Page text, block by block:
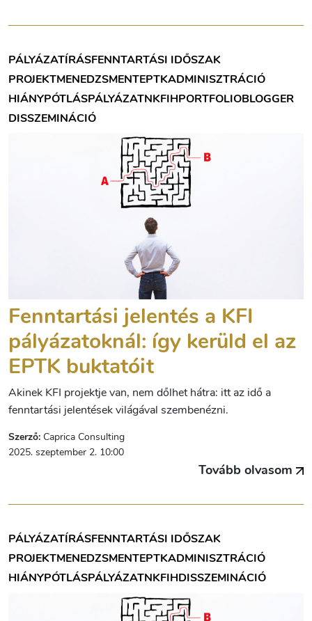
PÁLYÁZATÍRÁSFENNTARTÁSI IDŐSZAK
PROJEKTMENEDZSMENTEPTKADMINISZTRÁCIÓ
HIÁNYPÓTLÁSPÁLYÁZATNKFIHPORTFOLIOBLOGGER
DISSZEMINÁCIÓ
Fenntartási jelentés a KFI
pályázatoknál: így kerüld el az
EPTK buktatóit
Akinek KFI projektje van, nem dőlhet hátra: itt az idő a
fenntartási jelentések világával szembenézni.
Szerző: Caprica Consulting
2025. szeptember 2. 10:00
Tovább olvasom
PÁLYÁZATÍRÁSFENNTARTÁSI IDŐSZAK
PROJEKTMENEDZSMENTEPTKADMINISZTRÁCIÓ
HIÁNYPÓTLÁSPÁLYÁZATNKFIHDISSZEMINÁCIÓ